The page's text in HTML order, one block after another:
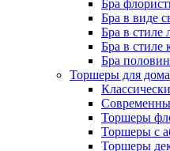
Бра
Бра в виде
Бра в стиле
Бра в стиле
Бра
Торшеры для
Торшеры
Торшеры с
Торшеры